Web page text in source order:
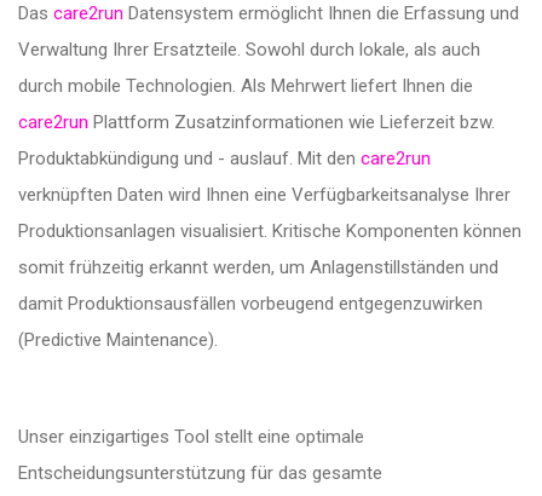
Das care2run Datensystem ermöglicht Ihnen die Erfassung und
Verwaltung Ihrer Ersatzteile. Sowohl durch lokale, als auch
durch mobile Technologien. Als Mehrwert liefert Ihnen die
care2run Plattform Zusatzinformationen wie Lieferzeit bzw.
Produktabkündigung und - auslauf. Mit den care2run
verknüpften Daten wird Ihnen eine Verfügbarkeitsanalyse Ihrer
Produktionsanlagen visualisiert. Kritische Komponenten können
somit frühzeitig erkannt werden, um Anlagenstillständen und
damit Produktionsausfällen vorbeugend entgegenzuwirken
(Predictive Maintenance).
Unser einzigartiges Tool stellt eine optimale
Entscheidungsunterstützung für das gesamte